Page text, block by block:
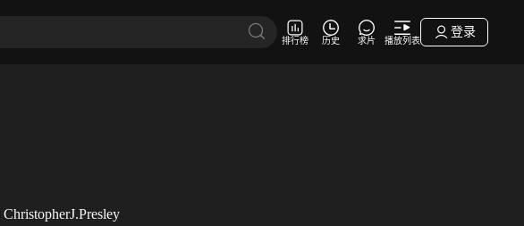
排行榜 历史 求片 播放列表
登录
ChristopherJ.Presley